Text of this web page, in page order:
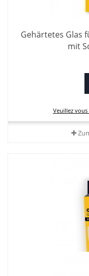
Gehärtetes Glas
mit
Veuillez